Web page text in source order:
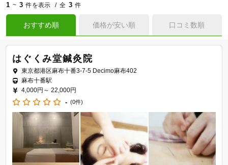
1 ~ 3 件を表示 全 3 件
おすすめ順 価格が安い順 口コミ数順
はぐくみ堂鍼灸院
東京都港区麻布十番3-7-5 Decimo麻布402
麻布十番駅
4,000円～ 22,000円
- (0件)